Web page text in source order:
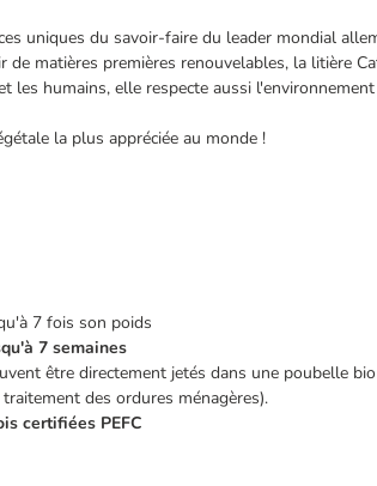
uniques du savoir-faire du leader mondial
matières premières renouvelables, la litière
les humains, elle respecte aussi
la plus appréciée au monde !
7 fois son poids
7 semaines
être directement jetés dans une poubelle
des ordures ménagères).
certifiées PEFC